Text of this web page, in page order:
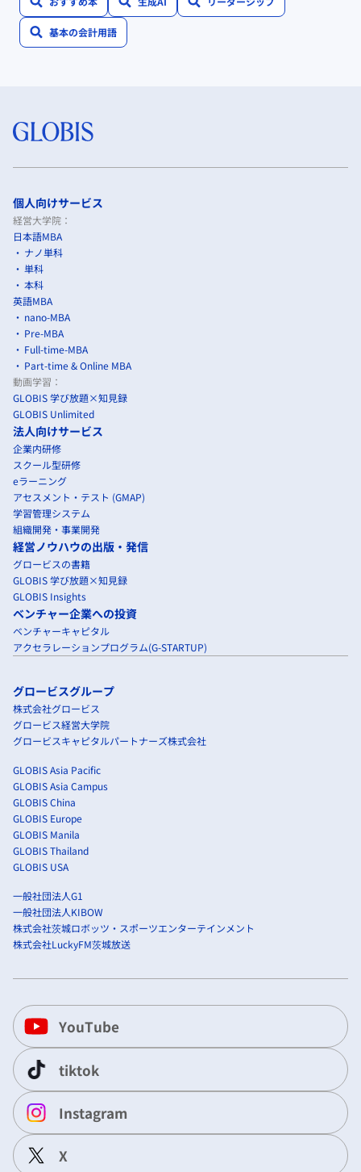
基本の会計用語
個人向けサービス
経営大学院：
日本語MBA
ナノ単科
単科
本科
英語MBA
nano-MBA
Pre-MBA
Full-time-MBA
Part-time & Online MBA
動画学習：
GLOBIS 学び放題×知見録
GLOBIS Unlimited
法人向けサービス
企業内研修
スクール型研修
eラーニング
アセスメント・テスト (GMAP)
学習管理システム
組織開発・事業開発
経営ノウハウの出版・発信
グロービスの書籍
GLOBIS 学び放題×知見録
GLOBIS Insights
ベンチャー企業への投資
ベンチャーキャピタル
アクセラレーションプログラム(G-STARTUP)
グロービスグループ
株式会社グロービス
グロービス経営大学院
グロービスキャピタルパートナーズ株式会社
GLOBIS Asia Pacific
GLOBIS Asia Campus
GLOBIS China
GLOBIS Europe
GLOBIS Manila
GLOBIS Thailand
GLOBIS USA
一般社団法人G1
一般社団法人KIBOW
株式会社茨城ロボッツ・スポーツエンターテインメント
株式会社LuckyFM茨城放送
YouTube
tiktok
Instagram
X